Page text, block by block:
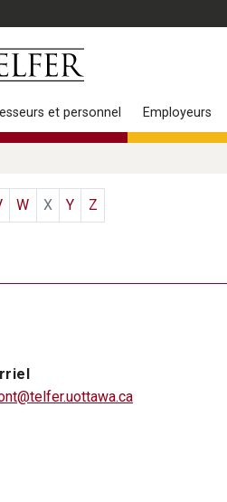
et personnel Employeurs
W X Y Z